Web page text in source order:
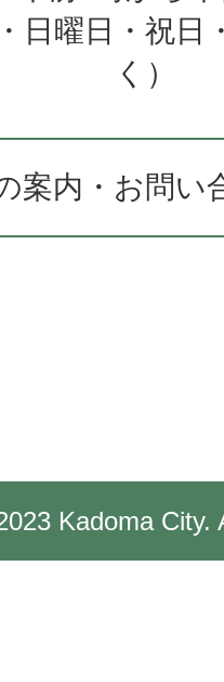
日曜日・祝日
く）
案内・お問い
Kadoma City.